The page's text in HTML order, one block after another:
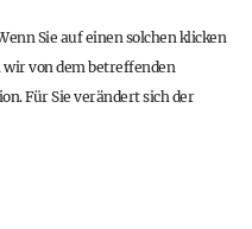
Sie auf einen solchen klicken
von dem betreffenden
Für Sie verändert sich der